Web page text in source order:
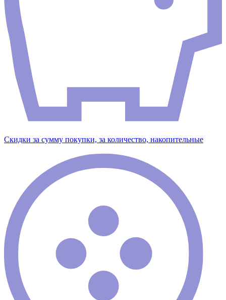
Скидки за сумму покупки, за количество, накопительные